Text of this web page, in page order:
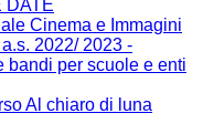
DATE
Cinema e Immagini
2022/ 2023 -
bandi per scuole e enti
Al chiaro di luna